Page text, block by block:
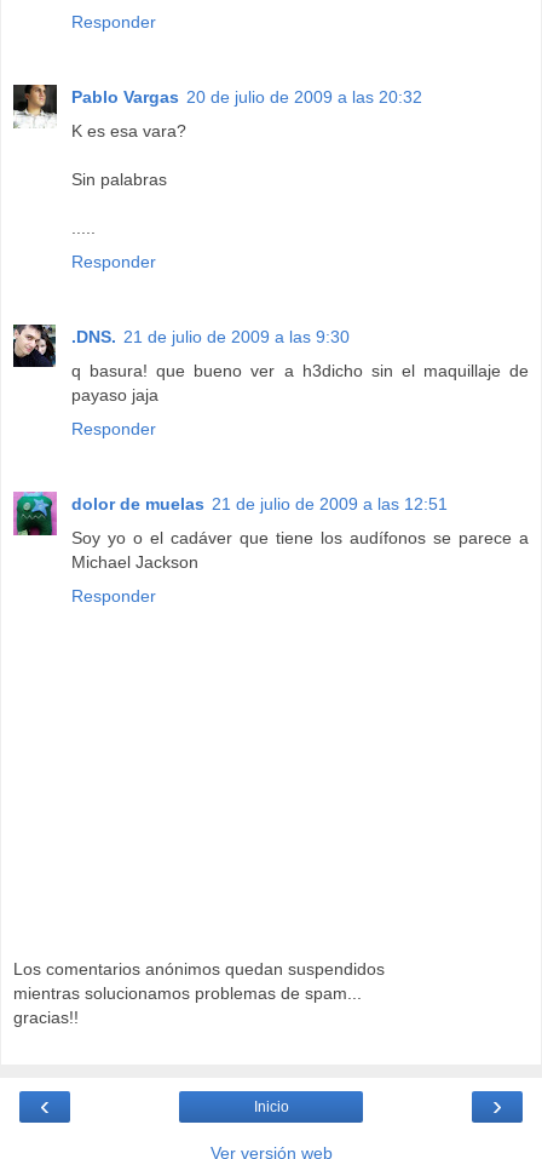
Responder
Pablo Vargas 20 de julio de 2009 a las 20:32
K es esa vara?
Sin palabras
.....
Responder
.DNS. 21 de julio de 2009 a las 9:30
q basura! que bueno ver a h3dicho sin el maquillaje de
payaso jaja
Responder
dolor de muelas 21 de julio de 2009 a las 12:51
Soy yo o el cadáver que tiene los audífonos se parece a
Michael Jackson
Responder
Los comentarios anónimos quedan suspendidos
mientras solucionamos problemas de spam...
gracias!!
‹ ›
Inicio
Ver versión web